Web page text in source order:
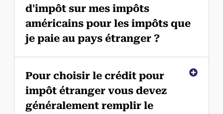
d'impôt sur mes impôts
américains pour les impôts que
je paie au pays étranger ?
Pour choisir le crédit pour
impôt étranger vous devez
généralement remplir le